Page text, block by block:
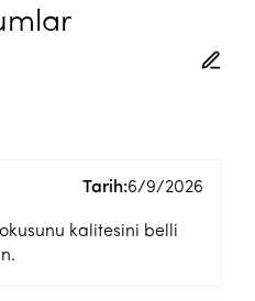
Tarih:6/9/2026
kalitesini belli